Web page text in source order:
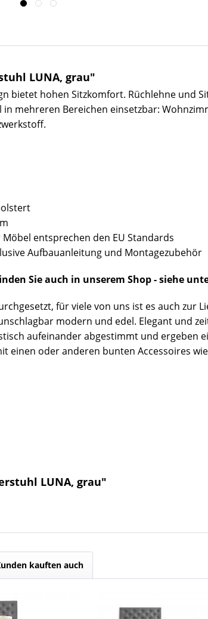
LUNA, grau"
bietet hohen Sitzkomfort. Rüchlehne und
mehreren Bereichen einsetzbar:
entsprechen den EU Standards
Aufbauanleitung und Montagezubehör
Sie auch in unserem Shop - siehe
für viele von uns ist es auch zur
modern und edel. Elegant und
aufeinander abgestimmt und ergeben
einen oder anderen bunten Accessoires
LUNA, grau"
kauften auch